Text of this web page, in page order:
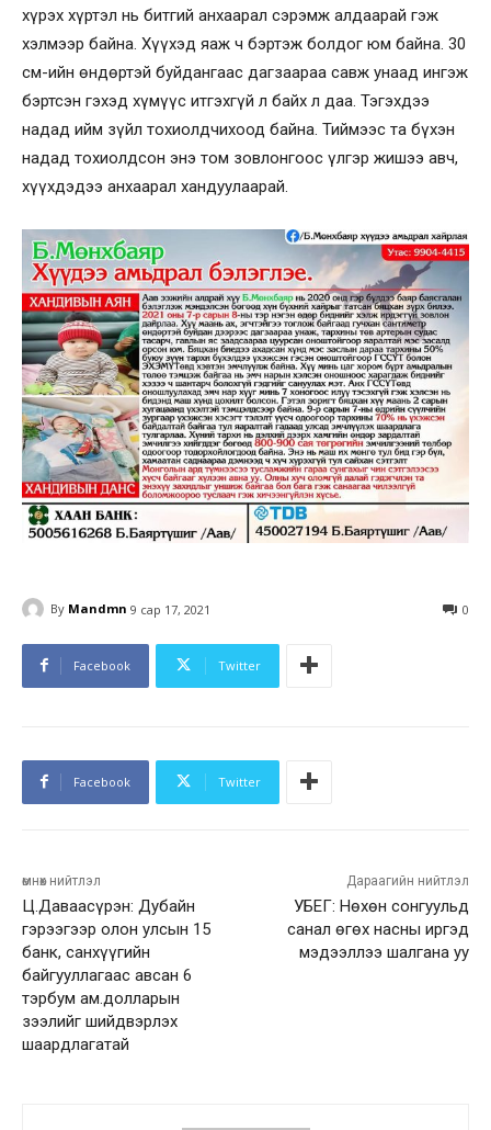
хүрэх хүртэл нь битгий анхаарал сэрэмж алдаарай гэж
хэлмээр байна. Хүүхэд яаж ч бэртэж болдог юм байна. 30
см-ийн өндөртэй буйдангаас дагзаараа савж унаад ингэж
бэртсэн гэхэд хүмүүс итгэхгүй л байх л даа. Тэгэхдээ
надад ийм зүйл тохиолдчихоод байна. Тиймээс та бүхэн
надад тохиолдсон энэ том зовлонгоос үлгэр жишээ авч,
хүүхдэдээ анхаарал хандуулаарай.
By Mandmn 9 сар 17, 2021 0
Facebook Twitter
Facebook Twitter
өмнөх нийтлэл
Ц.Даваасүрэн: Дубайн
гэрээгээр олон улсын 15
банк, санхүүгийн
байгууллагаас авсан 6
тэрбум ам.долларын
зээлийг шийдвэрлэх
шаардлагатай
Дараагийн нийтлэл
УБЕГ: Нөхөн сонгуульд
санал өгөх насны иргэд
мэдээллээ шалгана уу